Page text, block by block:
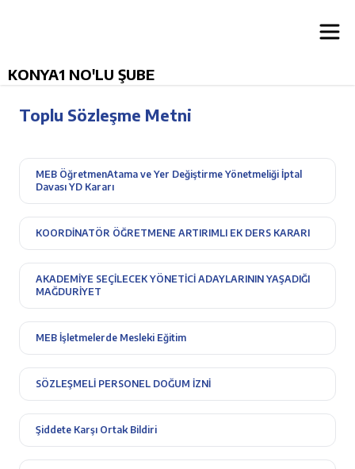
KONYA1 NO'LU ŞUBE
Toplu Sözleşme Metni
MEB ÖğretmenAtama ve Yer Değiştirme Yönetmeliği İptal
Davası YD Kararı
KOORDİNATÖR ÖĞRETMENE ARTIRIMLI EK DERS KARARI
AKADEMİYE SEÇİLECEK YÖNETİCİ ADAYLARININ YAŞADIĞI
MAĞDURİYET
MEB İşletmelerde Mesleki Eğitim
SÖZLEŞMELİ PERSONEL DOĞUM İZNİ
Şiddete Karşı Ortak Bildiri